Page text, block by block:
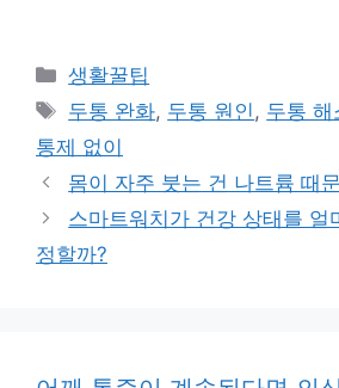
카
테
리
생활꿀팁
태
그
두통 완화, 두통 원인, 두통 해
통제 없이
몸이 자주 붓는 건 나트륨 때
스마트워치가 건강 상태를 얼
정할까?